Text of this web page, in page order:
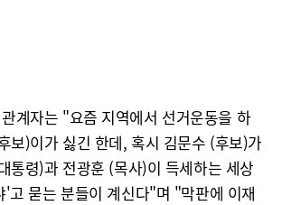
계자는 "요즘 지역에서 선거운동을 하
보)이가 싫긴 한데, 혹시 김문수 (후보)가
통령)과 전광훈 (목사)이 득세하는 세상
'고 묻는 분들이 계신다"며 "막판에 이재